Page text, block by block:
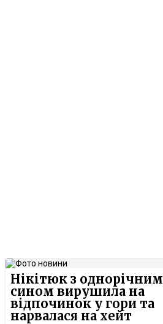
Нікітюк з однорічним
сином вирушила на
відпочинок у гори та
нарвалася на хейт